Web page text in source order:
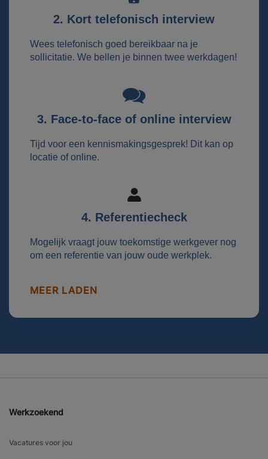
2. Kort telefonisch interview
Wees telefonisch goed bereikbaar na je
sollicitatie. We bellen je binnen twee werkdagen!
3. Face-to-face of online interview
Tijd voor een kennismakingsgesprek! Dit kan op
locatie of online.
4. Referentiecheck
Mogelijk vraagt jouw toekomstige werkgever nog
om een referentie van jouw oude werkplek.
MEER LADEN
Werkzoekend
Vacatures voor jou